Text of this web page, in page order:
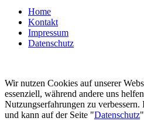
Home
Kontakt
Impressum
Datenschutz
Wir nutzen Cookies auf unserer
essenziell, während andere uns
Nutzungserfahrungen zu
und kann auf der Seite "Datenschutz